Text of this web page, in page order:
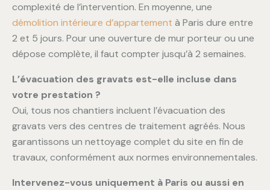
complexité de l’intervention. En moyenne, une
démolition intérieure d’appartement à Paris dure entre
2 et 5 jours. Pour une ouverture de mur porteur ou une
dépose complète, il faut compter jusqu’à 2 semaines.
L’évacuation des gravats est-elle incluse dans
votre prestation ?
Oui, tous nos chantiers incluent l’évacuation des
gravats vers des centres de traitement agréés. Nous
garantissons un nettoyage complet du site en fin de
travaux, conformément aux normes environnementales.
Intervenez-vous uniquement à Paris ou aussi en